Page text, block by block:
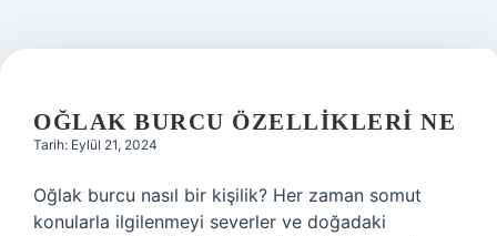
OĞLAK BURCU ÖZELLIKLERI NE
Tarih: Eylül 21, 2024
Oğlak burcu nasıl bir kişilik? Her zaman somut
konularla ilgilenmeyi severler ve doğadaki